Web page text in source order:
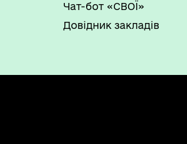
Чат-бот «СВОЇ»
Довідник закладів